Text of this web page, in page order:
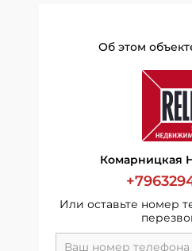
Об этом
Комарницкая
Или оставьте номер